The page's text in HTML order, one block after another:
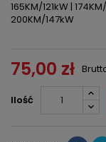
165KM/121kW |
200KM/147kW
75,00 zł
Ilość